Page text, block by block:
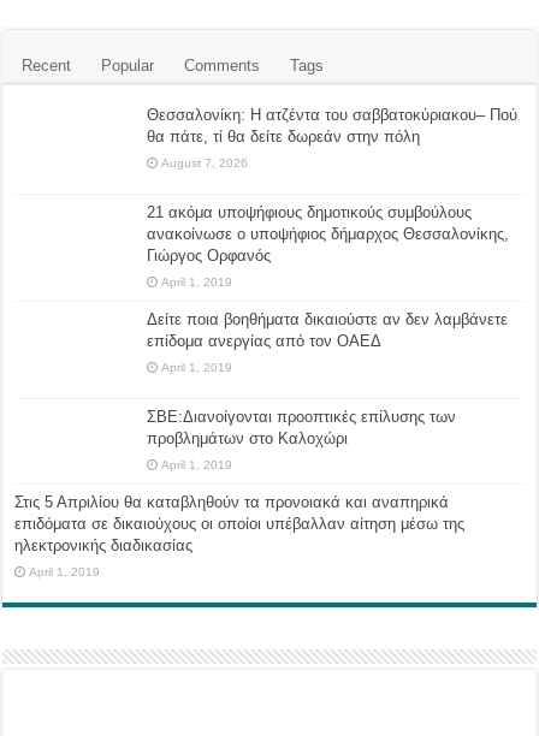
Recent Popular Comments Tags
Θεσσαλονίκη: Η ατζέντα του σαββατοκύριακου– Πού
θα πάτε, τί θα δείτε δωρεάν στην πόλη
August 7, 2026
21 ακόμα υποψήφιους δημοτικούς συμβούλους
ανακοίνωσε ο υποψήφιος δήμαρχος Θεσσαλονίκης,
Γιώργος Ορφανός
April 1, 2019
Δείτε ποια βοηθήματα δικαιούστε αν δεν λαμβάνετε
επίδομα ανεργίας από τον ΟΑΕΔ
April 1, 2019
ΣΒΕ:Διανοίγονται προοπτικές επίλυσης των
προβλημάτων στο Καλοχώρι
April 1, 2019
Στις 5 Απριλίου θα καταβληθούν τα προνοιακά και αναπηρικά
επιδόματα σε δικαιούχους οι οποίοι υπέβαλλαν αίτηση μέσω της
ηλεκτρονικής διαδικασίας
April 1, 2019